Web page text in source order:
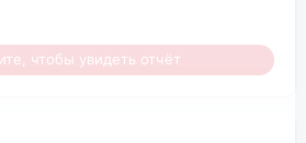
чтобы увидеть отчёт